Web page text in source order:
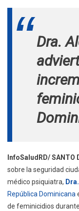
Dra.
InfoSaludRD/ SANTO
sobre la seguridad
médico psiquiatra,
República Dominicana
de feminicidios